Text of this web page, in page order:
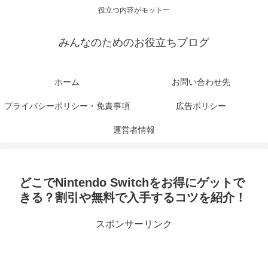
役立つ内容がモットー
みんなのためのお役立ちブログ
ホーム お問い合わせ先
プライバシーポリシー・免責事項 広告ポリシー
運営者情報
どこでNintendo Switchをお得にゲットで
きる？割引や無料で入手するコツを紹介！
スポンサーリンク